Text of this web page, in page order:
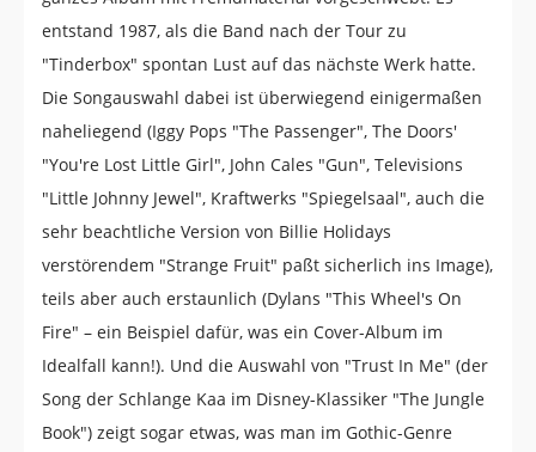
entstand 1987, als die Band nach der Tour zu
"Tinderbox" spontan Lust auf das nächste Werk hatte.
Die Songauswahl dabei ist überwiegend einigermaßen
naheliegend (Iggy Pops "The Passenger", The Doors'
"You're Lost Little Girl", John Cales "Gun", Televisions
"Little Johnny Jewel", Kraftwerks "Spiegelsaal", auch die
sehr beachtliche Version von Billie Holidays
verstörendem "Strange Fruit" paßt sicherlich ins Image),
teils aber auch erstaunlich (Dylans "This Wheel's On
Fire" – ein Beispiel dafür, was ein Cover-Album im
Idealfall kann!). Und die Auswahl von "Trust In Me" (der
Song der Schlange Kaa im Disney-Klassiker "The Jungle
Book") zeigt sogar etwas, was man im Gothic-Genre